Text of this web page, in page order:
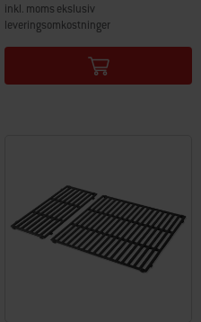
inkl. moms ekslusiv
leveringsomkostninger
Color Options